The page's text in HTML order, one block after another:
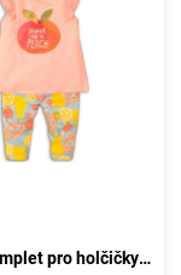
Dětský komplet pro holčičky - tričko a kalhoty, Minoti, Fruits 4, růžový - velikost 86/92 | 18-24 měsíců